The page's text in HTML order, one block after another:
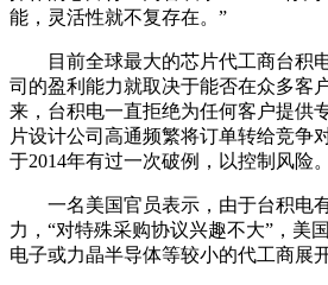
能，灵活性就不复存在。”
目前全球最大的芯片代工商台积
司的盈利能力就取决于能否在众多客
来，台积电一直拒绝为任何客户提供
片设计公司高通频繁将订单转给竞争
于2014年有过一次破例，以控制风险。
一名美国官员表示，由于台积电
力，“对特殊采购协议兴趣不大”，美
电子或力晶半导体等较小的代工商展